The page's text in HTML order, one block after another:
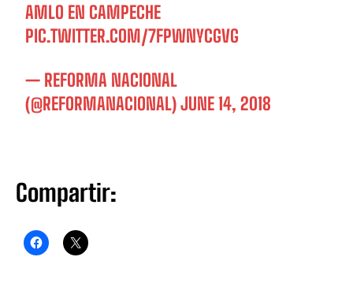
AMLO EN CAMPECHE
PIC.TWITTER.COM/7FPWNYCGVG
— REFORMA NACIONAL
(@REFORMANACIONAL)JUNE 14, 2018
Compartir: